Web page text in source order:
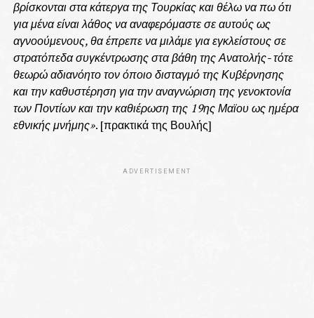
βρίσκονται στα κάτεργα της Τουρκίας και θέλω να πω ότι
για μένα είναι λάθος να αναφερόμαστε σε αυτούς ως
αγνοούμενους, θα έπρεπε να μιλάμε για εγκλείστους σε
στρατόπεδα συγκέντρωσης στα βάθη της Ανατολής- τότε
θεωρώ αδιανόητο τον όποιο δισταγμό της Κυβέρνησης
και την καθυστέρηση για την αναγνώριση της γενοκτονία
των Ποντίων και την καθιέρωση της 19ης Μαϊου ως ημέρα
εθνικής μνήμης». [πρακτικά της Βουλής]
ADVERTISEMENT